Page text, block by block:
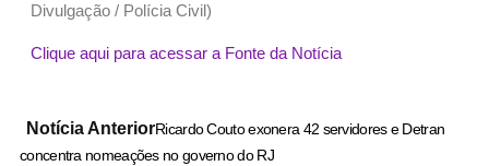
Divulgação / Polícia Civil)
Clique aqui para acessar a Fonte da Notícia
Notícia AnteriorRicardo Couto exonera 42 servidores e Detran
concentra nomeações no governo do RJ